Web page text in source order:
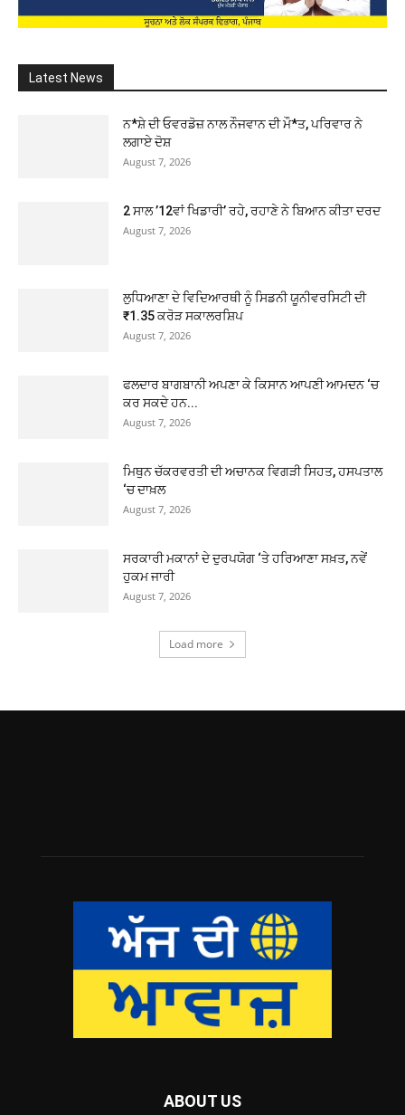
Latest News
ਨ*ਸ਼ੇ ਦੀ ਓਵਰਡੋਜ਼ ਨਾਲ ਨੌਜਵਾਨ ਦੀ ਮੌ*ਤ, ਪਰਿਵਾਰ ਨੇ
ਲਗਾਏ ਦੋਸ਼
August 7, 2026
2 ਸਾਲ ’12ਵਾਂ ਖਿਡਾਰੀ’ ਰਹੇ, ਰਹਾਣੇ ਨੇ ਬਿਆਨ ਕੀਤਾ ਦਰਦ
August 7, 2026
ਲੁਧਿਆਣਾ ਦੇ ਵਿਦਿਆਰਥੀ ਨੂੰ ਸਿਡਨੀ ਯੂਨੀਵਰਸਿਟੀ ਦੀ
₹1.35 ਕਰੋੜ ਸਕਾਲਰਸ਼ਿਪ
August 7, 2026
ਫਲਦਾਰ ਬਾਗਬਾਨੀ ਅਪਣਾ ਕੇ ਕਿਸਾਨ ਆਪਣੀ ਆਮਦਨ ‘ਚ
ਕਰ ਸਕਦੇ ਹਨ...
August 7, 2026
ਮਿਥੁਨ ਚੱਕਰਵਰਤੀ ਦੀ ਅਚਾਨਕ ਵਿਗੜੀ ਸਿਹਤ, ਹਸਪਤਾਲ
‘ਚ ਦਾਖ਼ਲ
August 7, 2026
ਸਰਕਾਰੀ ਮਕਾਨਾਂ ਦੇ ਦੁਰਪਯੋਗ ‘ਤੇ ਹਰਿਆਣਾ ਸਖ਼ਤ, ਨਵੇਂ
ਹੁਕਮ ਜਾਰੀ
August 7, 2026
Load more
ABOUT US